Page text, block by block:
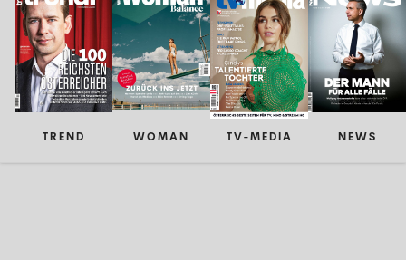
TREND WOMAN TV-MEDIA NEWS